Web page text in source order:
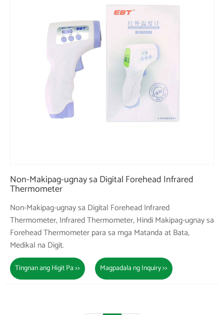
Non-Makipag-ugnay sa Digital Forehead Infrared
Thermometer
Non-Makipag-ugnay sa Digital Forehead Infrared
Thermometer, Infrared Thermometer, Hindi Makipag-ugnay sa
Forehead Thermometer para sa mga Matanda at Bata,
Medikal na Digit.
Tingnan ang Higit Pa >> Magpadala ng Inquiry >>